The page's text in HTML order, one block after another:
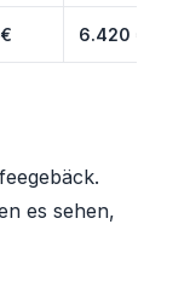
6.420 €
es sehen,